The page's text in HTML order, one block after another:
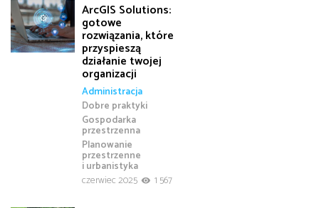
ArcGIS Solutions:
gotowe
rozwiązania, które
przyspieszą
działanie twojej
organizacji
Administracja
Dobre praktyki
Gospodarka
przestrzenna
Planowanie
przestrzenne
i urbanistyka
czerwiec 2025
1 567